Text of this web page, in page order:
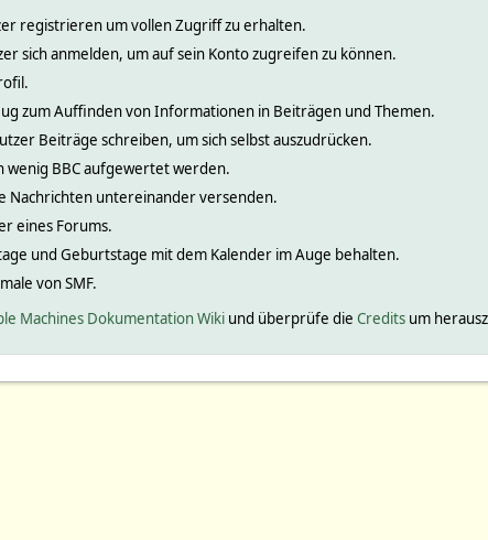
registrieren um vollen Zugriff zu erhalten.
sich anmelden, um auf sein Konto zugreifen zu können.
zum Auffinden von Informationen in Beiträgen und Themen.
Beiträge schreiben, um sich selbst auszudrücken.
wenig BBC aufgewertet werden.
Nachrichten untereinander versenden.
eines Forums.
und Geburtstage mit dem Kalender im Auge behalten.
von SMF.
Machines Dokumentation Wikiund überprüfe die Creditsum